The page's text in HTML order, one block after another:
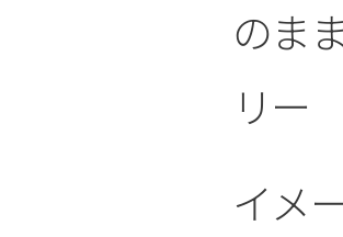
のま
リー
イメ